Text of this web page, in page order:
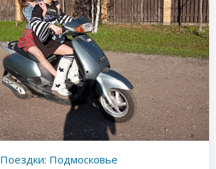
Поездки: Подмосковье